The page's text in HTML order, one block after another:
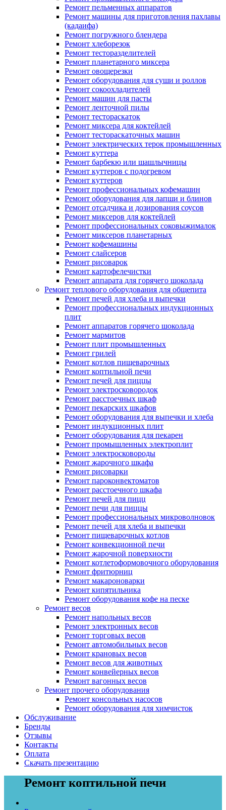
Ремонт пельменных аппаратов
Ремонт машины для приготовления пахлавы
(кадаифа)
Ремонт погружного блендера
Ремонт хлеборезок
Ремонт тесторазделителей
Ремонт планетарного миксера
Ремонт овощерезки
Ремонт оборудования для суши и роллов
Ремонт сокоохладителей
Ремонт машин для пасты
Ремонт ленточной пилы
Ремонт тестораскаток
Ремонт миксера для коктейлей
Ремонт тестораскаточных машин
Ремонт электрических терок промышленных
Ремонт куттера
Ремонт барбекю или шашлычницы
Ремонт куттеров с подогревом
Ремонт куттеров
Ремонт профессиональных кофемашин
Ремонт оборудования для лапши и блинов
Ремонт отсадчика и дозирования соусов
Ремонт миксеров для коктейлей
Ремонт профессиональных соковыжималок
Ремонт миксеров планетарных
Ремонт кофемашины
Ремонт слайсеров
Ремонт рисоварок
Ремонт картофелечистки
Ремонт аппарата для горячего шоколада
Ремонт теплового оборудования для общепита
Ремонт печей для хлеба и выпечки
Ремонт профессиональных индукционных
плит
Ремонт аппаратов горячего шоколада
Ремонт мармитов
Ремонт плит промышленных
Ремонт грилей
Ремонт котлов пищеварочных
Ремонт коптильной печи
Ремонт печей для пиццы
Ремонт электросковородок
Ремонт расстоечных шкаф
Ремонт пекарских шкафов
Ремонт оборудования для выпечки и хлеба
Ремонт индукционных плит
Ремонт оборудования для пекарен
Ремонт промышленных электроплит
Ремонт электросковороды
Ремонт жарочного шкафа
Ремонт рисоварки
Ремонт пароконвектоматов
Ремонт расстоечного шкафа
Ремонт печей для пицц
Ремонт печи для пиццы
Ремонт профессиональных микроволновок
Ремонт печей для хлеба и выпечки
Ремонт пищеварочных котлов
Ремонт конвекционной печи
Ремонт жарочной поверхности
Ремонт котлетоформовочного оборудования
Ремонт фритюрниц
Ремонт макароноварки
Ремонт кипятильника
Ремонт оборудования кофе на песке
Ремонт весов
Ремонт напольных весов
Ремонт электронных весов
Ремонт торговых весов
Ремонт автомобильных весов
Ремонт крановых весов
Ремонт весов для животных
Ремонт конвейерных весов
Ремонт вагонных весов
Ремонт прочего оборудования
Ремонт консольных насосов
Ремонт оборудования для химчисток
Обслуживание
Бренды
Отзывы
Контакты
Оплата
Скачать презентацию
Ремонт коптильной печи